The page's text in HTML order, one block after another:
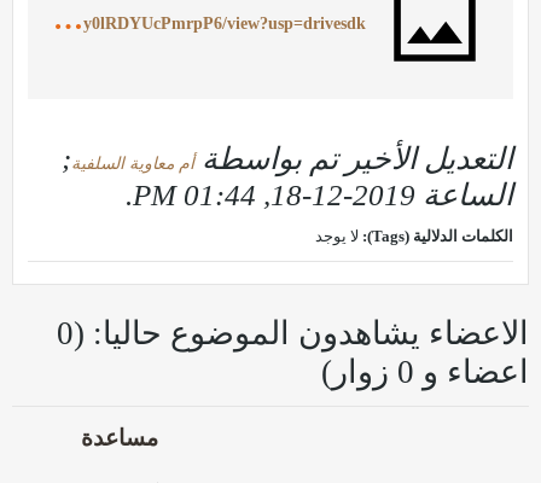
h
ttps://drive.google.com/file/d/11WSyj0r4J9838PvU9Ay0lRDYUcPmrpP6/view?usp=drivesdk
التعديل الأخير تم بواسطةأم معاوية السلفية;
الساعة 2019-12-18, 01:44 PM
.
الكلمات الدلالية (Tags): لا يوجد
الاعضاء يشاهدون الموضوع حاليا: (0
اعضاء و 0 زوار)
مساعدة